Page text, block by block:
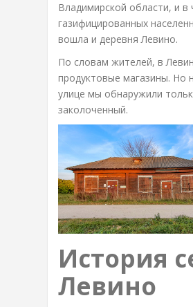
Владимирской области, и в
газифицированных
вошла и деревня Левино.
По словам жителей, в
продуктовые магазины. Но
улице мы обнаружили
заколоченный.
История
Левино